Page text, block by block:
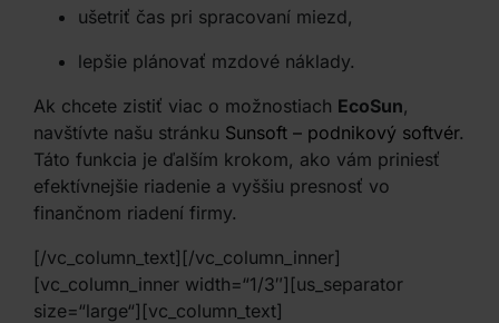
ušetriť čas pri spracovaní miezd,
lepšie plánovať mzdové náklady.
Ak chcete zistiť viac o možnostiach EcoSun,
navštívte našu stránku Sunsoft – podnikový softvér.
Táto funkcia je ďalším krokom, ako vám priniesť
efektívnejšie riadenie a vyššiu presnosť vo
finančnom riadení firmy.
[/vc_column_text][/vc_column_inner]
[vc_column_inner width=“1/3″][us_separator
size=“large“][vc_column_text]